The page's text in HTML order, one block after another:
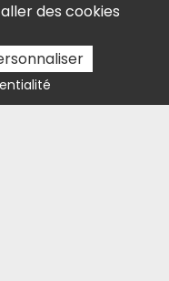
Les Cabannes
des cookies